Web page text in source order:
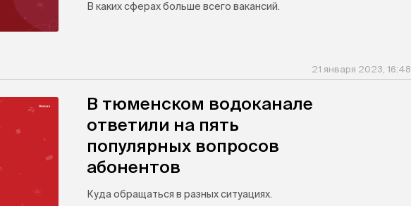
В каких сферах больше всего вакансий.
21 января 2023, 16:48
В тюменском водоканале
ответили на пять
популярных вопросов
абонентов
Куда обращаться в разных ситуациях.